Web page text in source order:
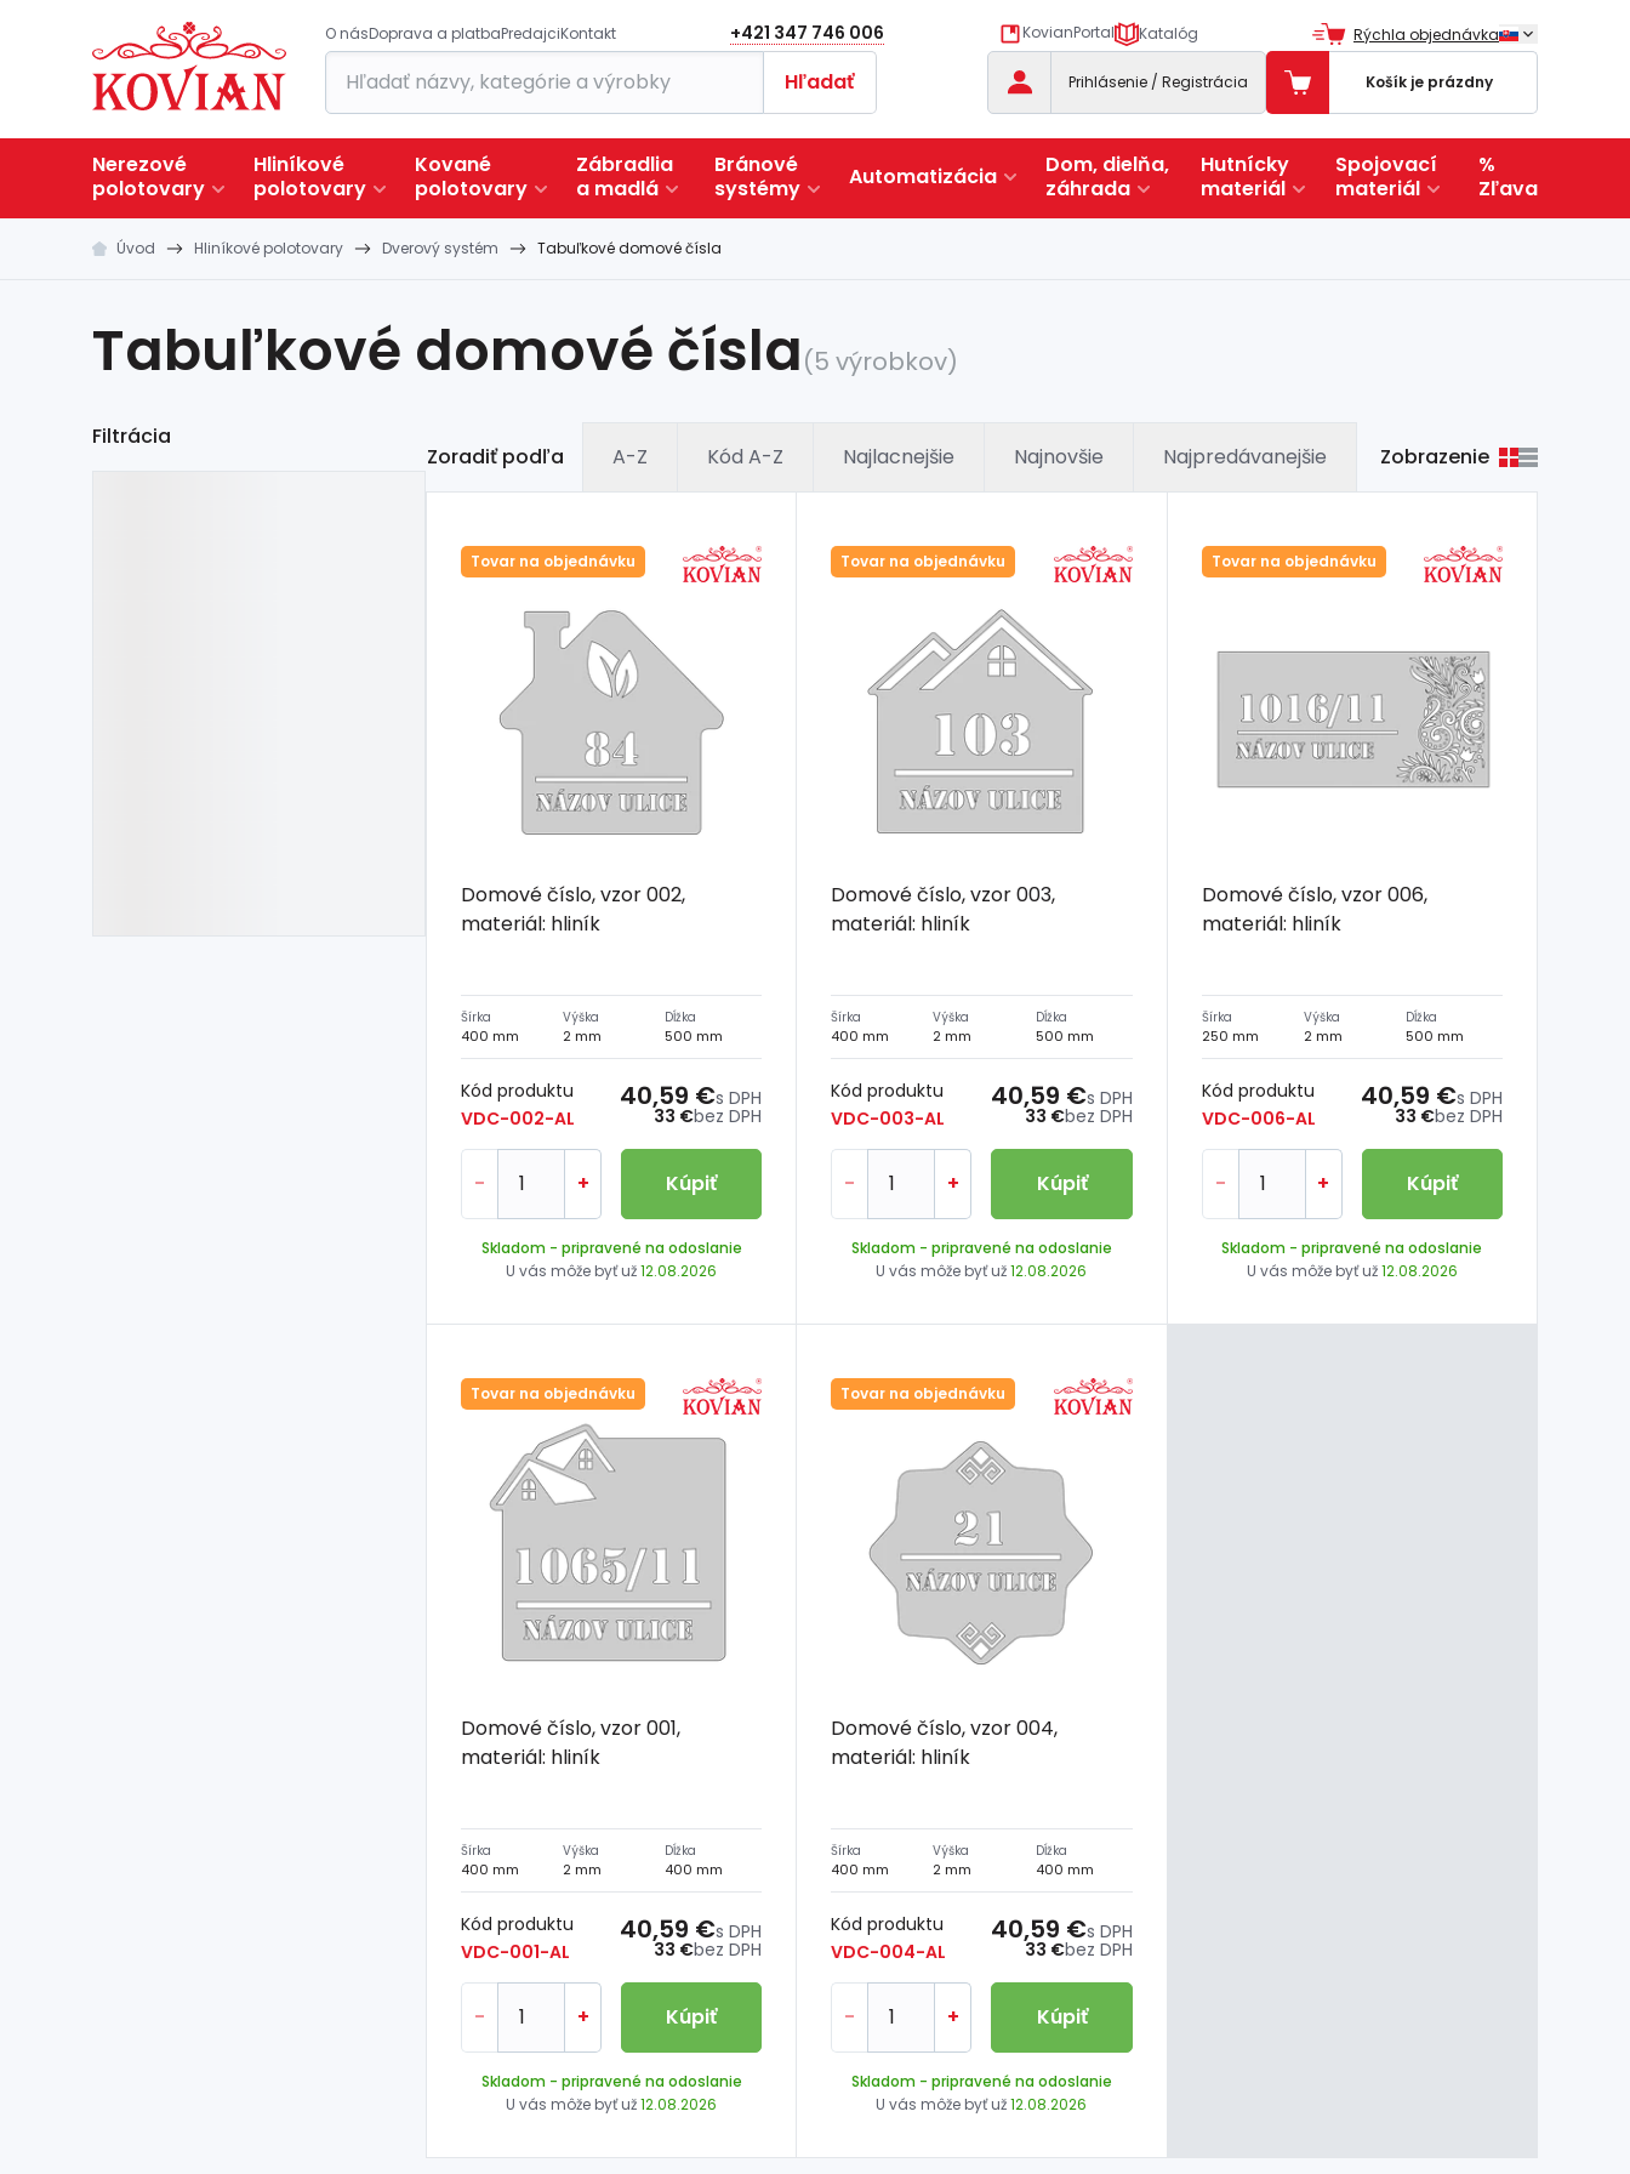
O násDoprava a platbaPredajciKontakt +421 347 746 006 KovianPortal Katalóg Rýchla objednávka
Hľadať Prihlásenie / Registrácia Košík je prázdny
Nerezové
polotovary
Hliníkové
polotovary
Kované
polotovary
Zábradlia
a madlá
Bránové
systémy
Automatizácia
Dom, dielňa,
záhrada
Hutnícky
materiál
Spojovací
materiál
%
Zľava
Úvod Hliníkové polotovary Dverový systém Tabuľkové domové čísla
Tabuľkové domové čísla(5 výrobkov)
Filtrácia
Zoradiť podľa A-Z Kód A-Z Najlacnejšie Najnovšie Najpredávanejšie Zobrazenie
Tovar na objednávku
Domové číslo, vzor 002,
materiál: hliník
Šírka
400 mm
Výška
2 mm
Dĺžka
500 mm
Kód produktu
VDC-002-AL
33 €bez DPH
40,59 €s DPH
- + Kúpiť
Skladom - pripravené na odoslanie
U vás môže byť už12.08.2026
Tovar na objednávku
Domové číslo, vzor 003,
materiál: hliník
Šírka
400 mm
Výška
2 mm
Dĺžka
500 mm
Kód produktu
VDC-003-AL
33 €bez DPH
40,59 €s DPH
- + Kúpiť
Skladom - pripravené na odoslanie
U vás môže byť už12.08.2026
Tovar na objednávku
Domové číslo, vzor 006,
materiál: hliník
Šírka
250 mm
Výška
2 mm
Dĺžka
500 mm
Kód produktu
VDC-006-AL
33 €bez DPH
40,59 €s DPH
- + Kúpiť
Skladom - pripravené na odoslanie
U vás môže byť už12.08.2026
Tovar na objednávku
Domové číslo, vzor 001,
materiál: hliník
Šírka
400 mm
Výška
2 mm
Dĺžka
400 mm
Kód produktu
VDC-001-AL
33 €bez DPH
40,59 €s DPH
- + Kúpiť
Skladom - pripravené na odoslanie
U vás môže byť už12.08.2026
Tovar na objednávku
Domové číslo, vzor 004,
materiál: hliník
Šírka
400 mm
Výška
2 mm
Dĺžka
400 mm
Kód produktu
VDC-004-AL
33 €bez DPH
40,59 €s DPH
- + Kúpiť
Skladom - pripravené na odoslanie
U vás môže byť už12.08.2026